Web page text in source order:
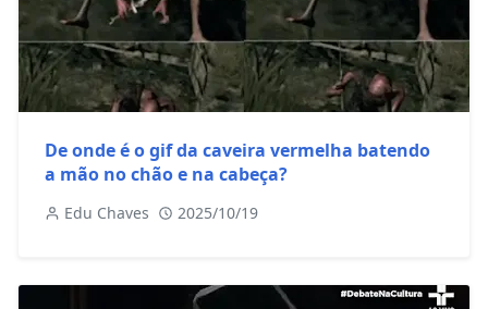
De onde é o gif da caveira vermelha batendo
a mão no chão e na cabeça?
Edu Chaves 2025/10/19